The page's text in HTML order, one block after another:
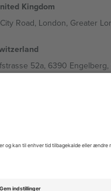
Kingdom
Road, London, Greater
52a, 6390 Engelberg,